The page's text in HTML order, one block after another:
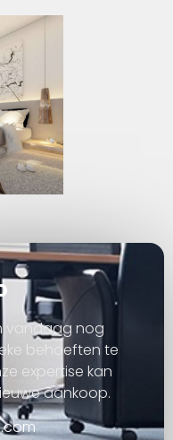
vandaag nog
behoeften te
expertise kan
aankoop.